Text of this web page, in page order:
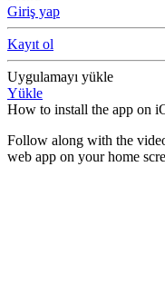
Giriş yap
Kayıt ol
Uygulamayı yükle
Yükle
How to install the app on
Follow along with the
web app on your home